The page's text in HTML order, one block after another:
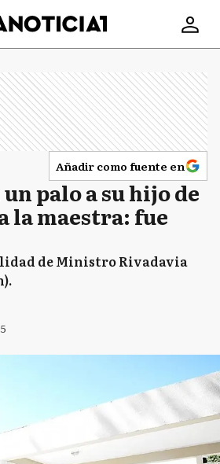
Añadir como fuente en
palo a su hijo de
la maestra: fue
de Ministro Rivadavia